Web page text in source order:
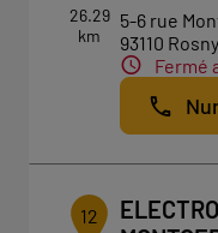
26.29
km
5-6 rue
93110
Fermé
12